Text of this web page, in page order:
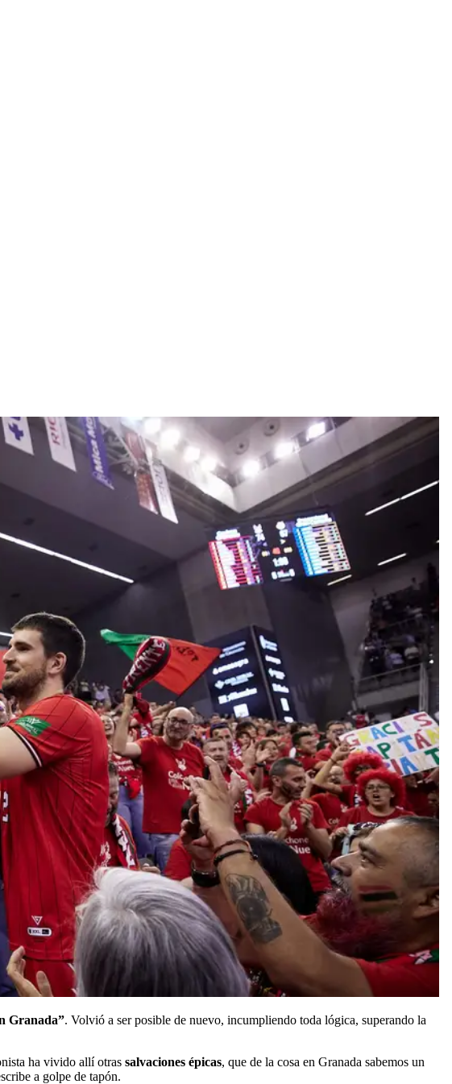
Granada”. Volvió a ser posible de nuevo, incumpliendo toda lógica, superando la
ha vivido allí otras salvaciones épicas, que de la cosa en Granada sabemos un
a golpe de tapón.